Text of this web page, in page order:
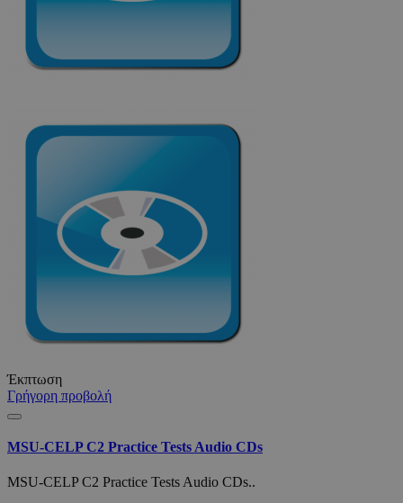
Έκπτωση
Γρήγορη προβολή
MSU-CELP C2 Practice Tests Audio CDs
MSU-CELP C2 Practice Tests Audio CDs..